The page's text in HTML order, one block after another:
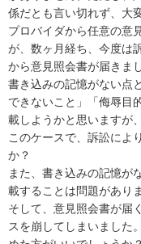
係だとも言い切れず、大
プロバイダから任意の意
が、数ヶ月経ち、今度は
から意見照会書が届きま
書き込みの記憶がない点
できないこと」「侮辱目
載しようかと思いますが、
このケースで、訴訟によ
か？
また、書き込みの記憶が
載することは問題があり
そして、意見照会書が届
スを崩してしまいました